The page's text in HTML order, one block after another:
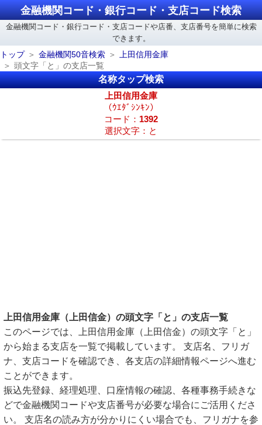
金融機関コード・銀行コード・支店コード検索
金融機関コード・銀行コード・支店コードや店番、支店番号を簡単に検索
できます。
トップ
金融機関50音検索
上田信用金庫
頭文字「と」の支店一覧
名称タップ検索
上田信用金庫
（ｳｴﾀﾞｼﾝｷﾝ）
コード： 1392
選択文字：と
上田信用金庫（上田信金）の頭文字「と」の支店一覧
このページでは、上田信用金庫（上田信金）の頭文字「と」
から始まる支店を一覧で掲載しています。 支店名、フリガ
ナ、支店コードを確認でき、各支店の詳細情報ページへ進む
ことができます。
振込先登録、経理処理、口座情報の確認、各種事務手続きな
どで金融機関コードや支店番号が必要な場合にご活用くださ
い。 支店名の読み方が分かりにくい場合でも、フリガナを参